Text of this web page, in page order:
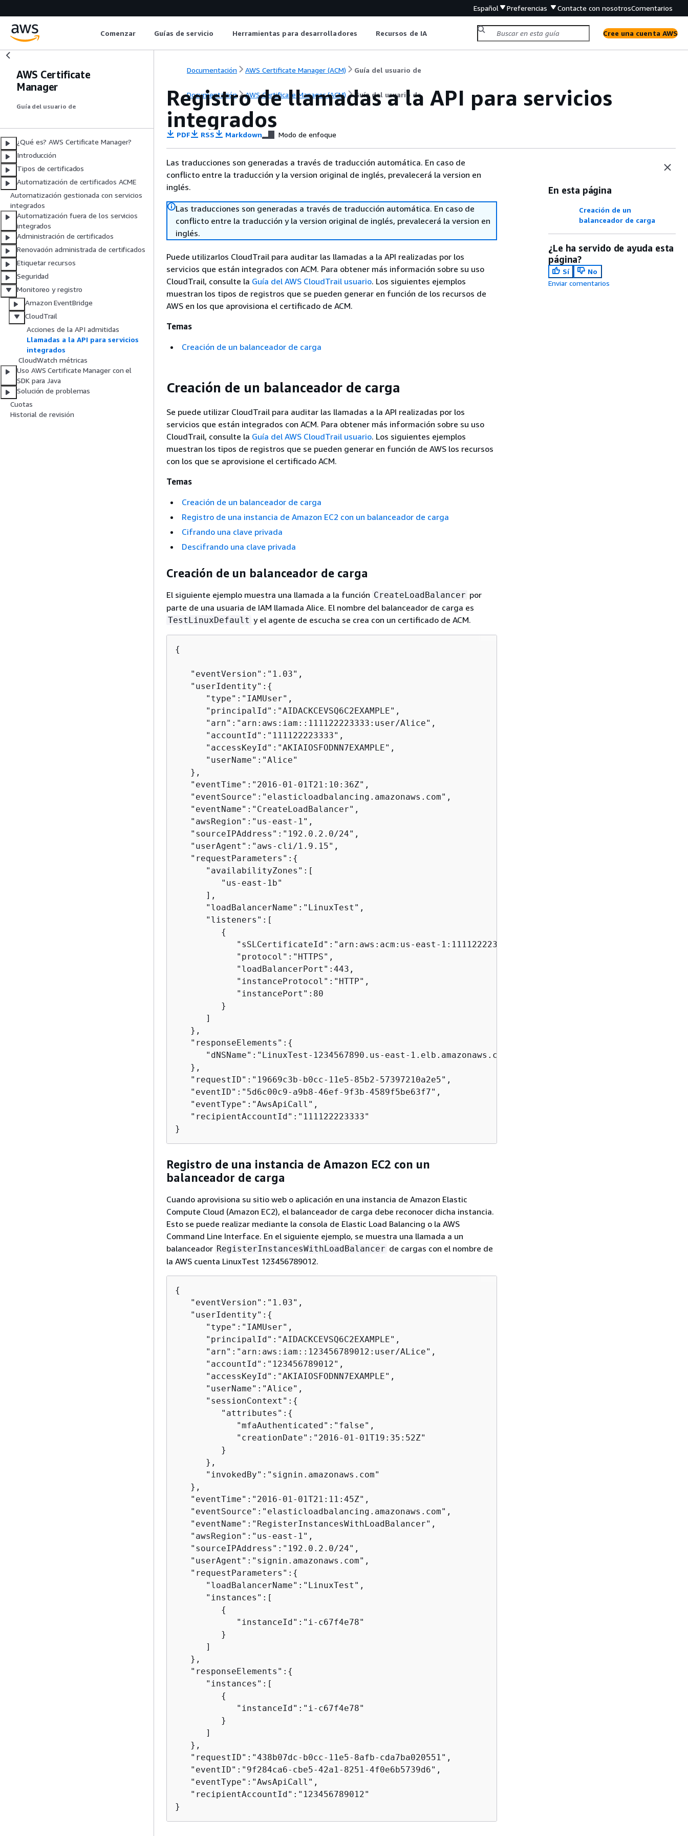
Español Preferencias Contacte con nosotrosComentarios
Comenzar Guías de servicio Herramientas para desarrolladores Recursos de IA Cree una cuenta AWS
AWS Certificate
Manager
Guía del usuario de
¿Qué es? AWS Certificate Manager?
Introducción
Tipos de certificados
Automatización de certificados ACME
Automatización gestionada con servicios
integrados
Automatización fuera de los servicios
integrados
Administración de certificados
Renovación administrada de certificados
Etiquetar recursos
Seguridad
Monitoreo y registro
Amazon EventBridge
CloudTrail
Acciones de la API admitidas
Llamadas a la API para servicios
integrados
CloudWatch métricas
Uso AWS Certificate Manager con el
SDK para Java
Solución de problemas
Cuotas
Historial de revisión
Documentación AWS Certificate Manager (ACM) Guía del usuario de
Documentación AWS Certificate Manager (ACM) Guía del usuario de
Registro de llamadas a la API para servicios
integrados
PDF RSS Markdown Modo de enfoque
Las traducciones son generadas a través de traducción automática. En caso de
conflicto entre la traducción y la version original de inglés, prevalecerá la version en
inglés.
Las traducciones son generadas a través de traducción automática. En caso de
conflicto entre la traducción y la version original de inglés, prevalecerá la version en
inglés.
Puede utilizarlos CloudTrail para auditar las llamadas a la API realizadas por los
servicios que están integrados con ACM. Para obtener más información sobre su uso
CloudTrail, consulte la Guía del AWS CloudTrail usuario. Los siguientes ejemplos
muestran los tipos de registros que se pueden generar en función de los recursos de
AWS en los que aprovisiona el certificado de ACM.
Temas
Creación de un balanceador de carga
Creación de un balanceador de carga
Se puede utilizar CloudTrail para auditar las llamadas a la API realizadas por los
servicios que están integrados con ACM. Para obtener más información sobre su uso
CloudTrail, consulte la Guía del AWS CloudTrail usuario. Los siguientes ejemplos
muestran los tipos de registros que se pueden generar en función de AWS los recursos
con los que se aprovisione el certificado ACM.
Temas
Creación de un balanceador de carga
Registro de una instancia de Amazon EC2 con un balanceador de carga
Cifrando una clave privada
Descifrando una clave privada
Creación de un balanceador de carga
El siguiente ejemplo muestra una llamada a la función CreateLoadBalancer por
parte de una usuaria de IAM llamada Alice. El nombre del balanceador de carga es
TestLinuxDefault y el agente de escucha se crea con un certificado de ACM.
{
   "eventVersion":"1.03",
   "userIdentity":
{
      "type":"IAMUser",
      "principalId":"AIDACKCEVSQ6C2EXAMPLE",
      "arn":"arn:aws:iam::111122223333:user/Alice",
      "accountId":"111122223333",
      "accessKeyId":"AKIAIOSFODNN7EXAMPLE",
      "userName":"Alice"
   },
   "eventTime":"2016-01-01T21:10:36Z",
   "eventSource":"elasticloadbalancing.amazonaws.com",
   "eventName":"CreateLoadBalancer",
   "awsRegion":"us-east-1",
   "sourceIPAddress":"192.0.2.0/24",
   "userAgent":"aws-cli/1.9.15",
   "requestParameters":
{
      "availabilityZones":[
         "us-east-1b"
      ],
      "loadBalancerName":"LinuxTest",
      "listeners":[
{
"sSLCertificateId":"arn:aws:acm:us-east-1:111122223333:certificate/12345678-1234-1234-
            "protocol":"HTTPS",
            "loadBalancerPort":443,
            "instanceProtocol":"HTTP",
            "instancePort":80
         }
      ]
   },
   "responseElements":
{
      "dNSName":"LinuxTest-1234567890.us-east-1.elb.amazonaws.com"
   },
   "requestID":"19669c3b-b0cc-11e5-85b2-57397210a2e5",
   "eventID":"5d6c00c9-a9b8-46ef-9f3b-4589f5be63f7",
   "eventType":"AwsApiCall",
   "recipientAccountId":"111122223333"
}
Registro de una instancia de Amazon EC2 con un
balanceador de carga
Cuando aprovisiona su sitio web o aplicación en una instancia de Amazon Elastic
Compute Cloud (Amazon EC2), el balanceador de carga debe reconocer dicha instancia.
Esto se puede realizar mediante la consola de Elastic Load Balancing o la AWS
Command Line Interface. En el siguiente ejemplo, se muestra una llamada a un
balanceador RegisterInstancesWithLoadBalancer de cargas con el nombre de
la AWS cuenta LinuxTest 123456789012.
{
   "eventVersion":"1.03",
   "userIdentity":
{
      "type":"IAMUser",
      "principalId":"AIDACKCEVSQ6C2EXAMPLE",
      "arn":"arn:aws:iam::123456789012:user/ALice",
      "accountId":"123456789012",
      "accessKeyId":"AKIAIOSFODNN7EXAMPLE",
      "userName":"Alice",
      "sessionContext":
{
         "attributes":
{
            "mfaAuthenticated":"false",
            "creationDate":"2016-01-01T19:35:52Z"
         }
      },
      "invokedBy":"signin.amazonaws.com"
   },
   "eventTime":"2016-01-01T21:11:45Z",
   "eventSource":"elasticloadbalancing.amazonaws.com",
   "eventName":"RegisterInstancesWithLoadBalancer",
   "awsRegion":"us-east-1",
   "sourceIPAddress":"192.0.2.0/24",
   "userAgent":"signin.amazonaws.com",
   "requestParameters":
{
      "loadBalancerName":"LinuxTest",
      "instances":[
{
            "instanceId":"i-c67f4e78"
         }
      ]
   },
   "responseElements":
{
      "instances":[
{
            "instanceId":"i-c67f4e78"
         }
      ]
   },
   "requestID":"438b07dc-b0cc-11e5-8afb-cda7ba020551",
   "eventID":"9f284ca6-cbe5-42a1-8251-4f0e6b5739d6",
   "eventType":"AwsApiCall",
   "recipientAccountId":"123456789012"
}
En esta página
Creación de un
balanceador de carga
¿Le ha servido de ayuda esta
página?
Sí
No
Enviar comentarios